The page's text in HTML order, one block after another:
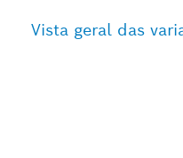
Vista geral das